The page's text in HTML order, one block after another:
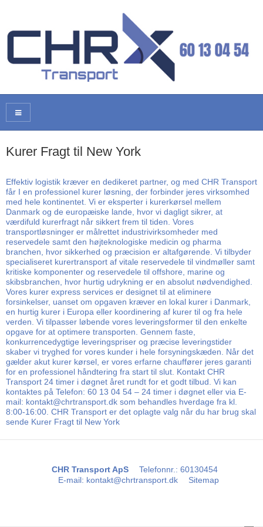
Kurer Fragt til New York
Effektiv logistik kræver en dedikeret partner, og med CHR Transport
får I en professionel kurer løsning, der forbinder jeres virksomhed
med hele kontinentet. Vi er eksperter i kurerkørsel mellem
Danmark og de europæiske lande, hvor vi dagligt sikrer, at
værdifuld kurerfragt når sikkert frem til tiden. Vores
transportløsninger er målrettet industrivirksomheder med
reservedele samt den højteknologiske medicin og pharma
branchen, hvor sikkerhed og præcision er altafgørende. Vi tilbyder
specialiseret kurertransport af vitale reservedele til vindmøller samt
kritiske komponenter og reservedele til offshore, marine og
skibsbranchen, hvor hurtig udrykning er en absolut nødvendighed.
Vores kurer express services er designet til at eliminere
forsinkelser, uanset om opgaven kræver en lokal kurer i Danmark,
en hurtig kurer i Europa eller koordinering af kurer til og fra hele
verden. Vi tilpasser løbende vores leveringsformer til den enkelte
opgave for at optimere transporten. Gennem faste,
konkurrencedygtige leveringspriser og præcise leveringstider
skaber vi tryghed for vores kunder i hele forsyningskæden. Når det
gælder akut kurer kørsel, er vores erfarne chauffører jeres garanti
for en professionel håndtering fra start til slut. Kontakt CHR
Transport 24 timer i døgnet året rundt for et godt tilbud. Vi kan
kontaktes på Telefon: 60 13 04 54 – 24 timer i døgnet eller via E-
mail: kontakt@chrtransport.dk som behandles hverdage fra kl.
8:00-16:00. CHR Transport er det oplagte valg når du har brug skal
sende Kurer Fragt til New York
CHR Transport ApS Telefonnr.: 60130454
E-mail: kontakt@chrtransport.dk Sitemap